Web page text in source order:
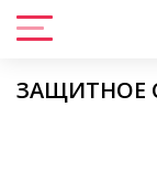
ЗАЩИТНОЕ